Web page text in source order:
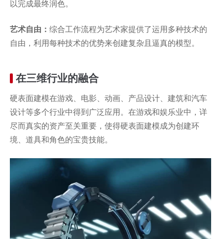
以完成最终润色。
艺术自由： 综合工作流程为艺术家提供了运用多种技术的
自由，利用每种技术的优势来创建复杂且逼真的模型。
在三维行业的融合
硬表面建模在游戏、电影、动画、产品设计、建筑和汽车
设计等多个行业中得到广泛应用。在游戏和娱乐业中，详
尽而真实的资产至关重要，使得硬表面建模成为创建环
境、道具和角色的宝贵技能。